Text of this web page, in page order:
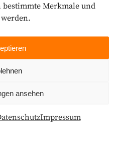
Merkmale und
ansehen
Impressum